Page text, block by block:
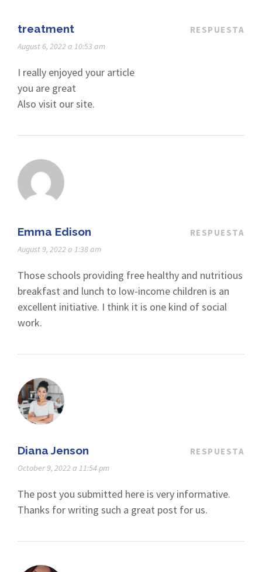
treatment
August 6, 2022 a 10:53 am
RESPUESTA
I really enjoyed your article
you are great
Also visit our site.
Emma Edison
August 9, 2022 a 1:38 am
RESPUESTA
Those schools providing free healthy and nutritious
breakfast and lunch to low-income children is an
excellent initiative. I think it is one kind of social
work.
Diana Jenson
October 9, 2022 a 11:54 pm
RESPUESTA
The post you submitted here is very informative.
Thanks for writing such a great post for us.